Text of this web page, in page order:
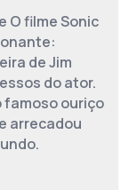
O filme Sonic
de Jim
do ator.
famoso ouriço
arrecadou